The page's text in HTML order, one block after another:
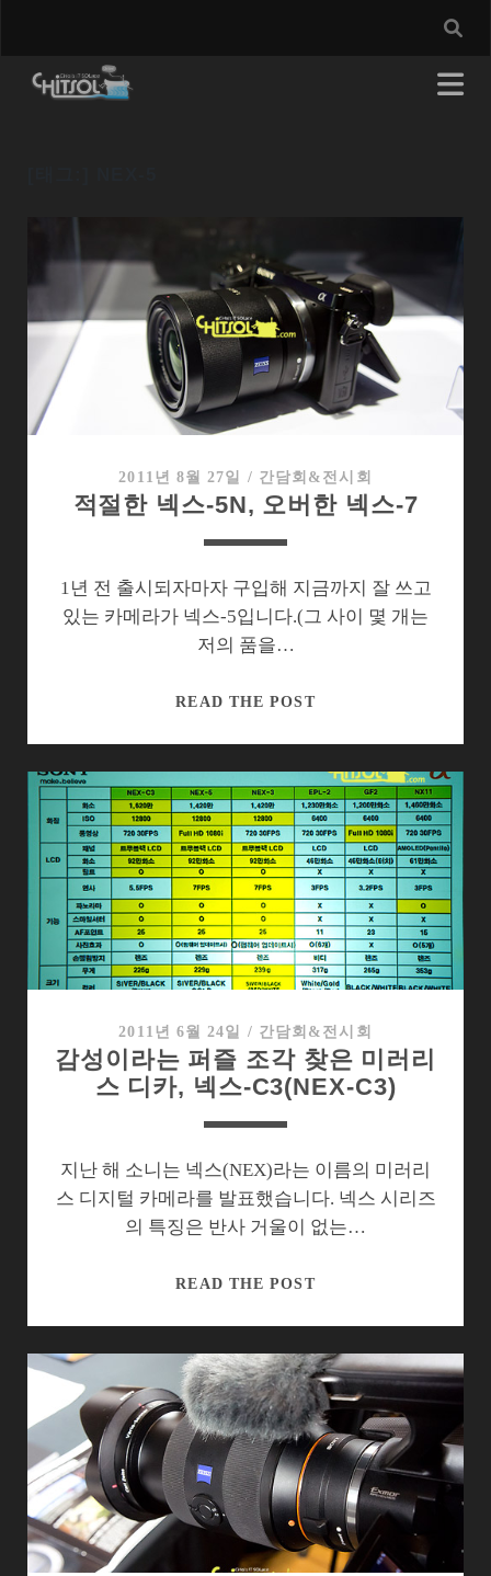
2011년 8월 27일 / 간담회&전시회
적절한 넥스-5N, 오버한 넥스-7
1년 전 출시되자마자 구입해 지금까지 잘 쓰고
있는 카메라가 넥스-5입니다.(그 사이 몇 개는
저의 품을…
READ THE POST적
넥
스-5N,
오
버
한
넥
스-7
2011년 6월 24일 / 간담회&전시회
감성이라는 퍼즐 조각 찾은 미러리
스 디카, 넥스-C3(NEX-C3)
지난 해 소니는 넥스(NEX)라는 이름의 미러리
스 디지털 카메라를 발표했습니다. 넥스 시리즈
의 특징은 반사 거울이 없는…
READ THE POST감
라
는
퍼
즐
조
각
찾
은